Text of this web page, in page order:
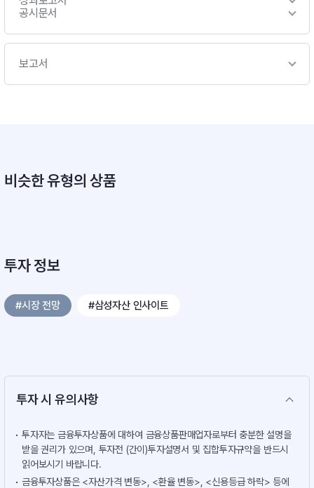
공시문서
보고서
비슷한 유형의 상품
투자 정보
#시장 전망 #삼성자산 인사이트
투자 시 유의사항
투자자는 금융투자상품에 대하여 금융상품판매업자로부터 충분한 설명을
받을 권리가 있으며, 투자전 (간이)투자설명서 및 집합투자규약을 반드시
읽어보시기 바랍니다.
금융투자상품은 <자산가격 변동>, <환율 변동>, <신용등급 하락> 등에